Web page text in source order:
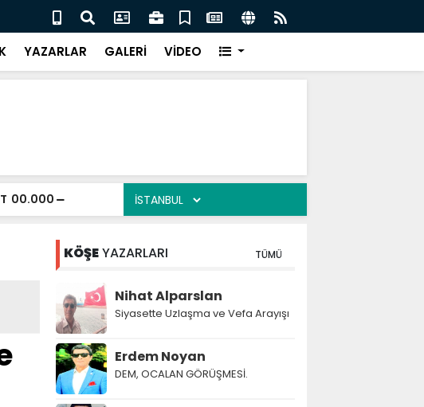
3 CHP'li belediye başkanı daha AK Parti'ye katıldı:
YAZARLAR GALERİ VİDEO
00.000
KÖŞEYAZARLARI TÜMÜ
Nihat Alparslan
Siyasette Uzlaşma ve Vefa Arayışı
Erdem Noyan
DEM, OCALAN GÖRÜŞMESİ.